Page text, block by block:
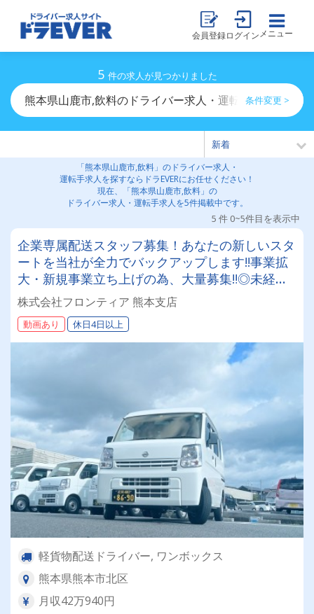
会員登録ログイン メニュー
5 件の求人が見つかりました
熊本県山鹿市,飲料のドライバー求人・運転手求人一覧
条件変更 >
「熊本県山鹿市,飲料」のドライバー求人・
運転手求人を探すならドラEVERにお任せください！
現在、「熊本県山鹿市,飲料」の
ドライバー求人・運転手求人を5件掲載中です。
5 件 0~5件目を表示中
企業専属配送スタッフ募集！あなたの新しいスタ
ートを当社が全力でバックアップします!!事業拡
大・新規事業立ち上げの為、大量募集‼◎未経験
歓迎◎
株式会社フロンティア 熊本支店
動画あり 休日4日以上
軽貨物配送ドライバー, ワンボックス
熊本県熊本市北区
月収42万940円